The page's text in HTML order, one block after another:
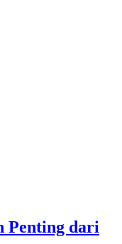
Penting dari